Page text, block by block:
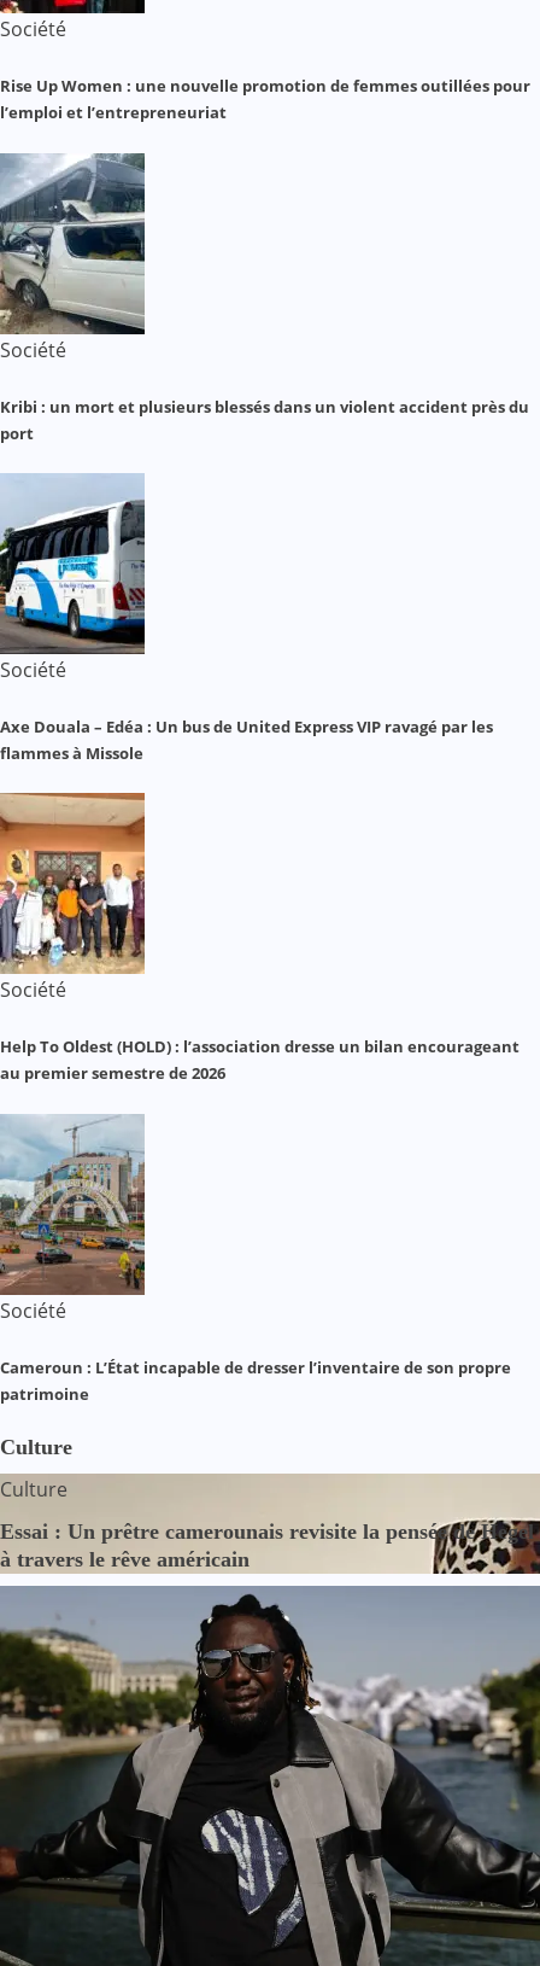
Société
Rise Up Women : une nouvelle promotion de femmes outillées pour
l’emploi et l’entrepreneuriat
Société
Kribi : un mort et plusieurs blessés dans un violent accident près du
port
Société
Axe Douala – Edéa : Un bus de United Express VIP ravagé par les
flammes à Missole
Société
Help To Oldest (HOLD) : l’association dresse un bilan encourageant
au premier semestre de 2026
Société
Cameroun : L’État incapable de dresser l’inventaire de son propre
patrimoine
Culture
Culture
Essai : Un prêtre camerounais revisite la pensée de Hegel
à travers le rêve américain